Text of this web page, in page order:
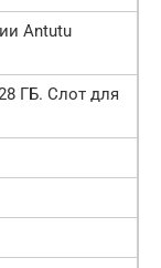
Antutu
ГБ. Слот для